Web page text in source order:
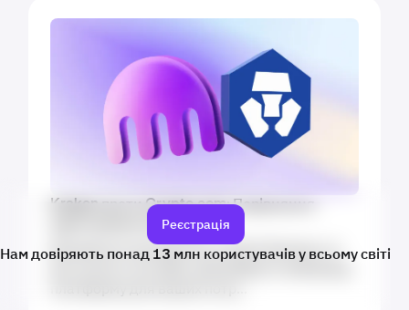
Kraken проти Crypto.com: Порівняння
криптовалютних бірж
Дізнайтеся про функції, комісії, безпеку та
доступність активів, щоб вибрати найкращу
Реєстрація
Нам довіряють понад 13 млн користувачів у всьому світі